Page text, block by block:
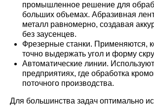
промышленное решение для
больших объемах. Абразивная
металл равномерно, создавая
без заусенцев.
Фрезерные станки. Применяются,
точно выдержать угол и форму
Автоматические линии.
предприятиях, где обработка
поточного производства.
Для большинства задач оптимально